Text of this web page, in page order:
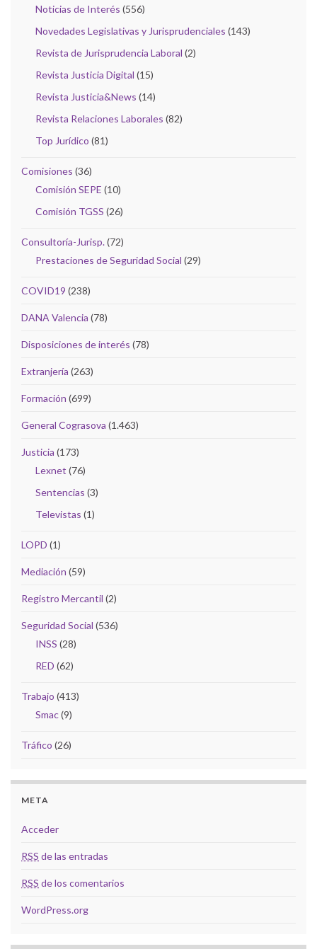
Noticias de Interés (556)
Novedades Legislativas y Jurisprudenciales (143)
Revista de Jurisprudencia Laboral (2)
Revista Justicia Digital (15)
Revista Justicia&News (14)
Revista Relaciones Laborales (82)
Top Jurídico (81)
Comisiones (36)
Comisión SEPE (10)
Comisión TGSS (26)
Consultoría-Jurisp.(72)
Prestaciones de Seguridad Social (29)
COVID19 (238)
DANA Valencia (78)
Disposiciones de interés (78)
Extranjería (263)
Formación (699)
General Cograsova (1.463)
Justicia (173)
Lexnet (76)
Sentencias (3)
Televistas (1)
LOPD (1)
Mediación (59)
Registro Mercantil (2)
Seguridad Social (536)
INSS (28)
RED (62)
Trabajo (413)
Smac(9)
Tráfico (26)
META
Acceder
RSS de las entradas
RSS de los comentarios
WordPress.org